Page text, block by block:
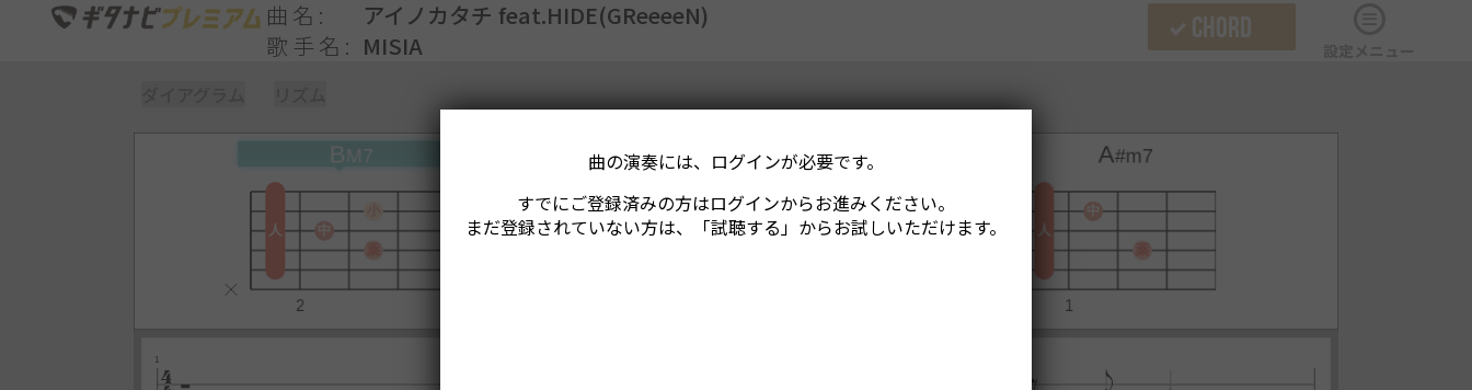
曲名
アイノカタチ feat.HIDE(GReeeeN)
歌手名
MISIA
CHORD
曲の演奏には、ログインが必要です。
すでにご登録済みの方はログインからお進みください。
まだ登録されていない方は、「試聴する」からお試しいただけます。